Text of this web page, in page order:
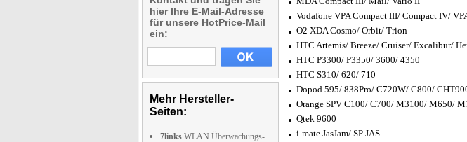
hier Ihre E-Mail-Adresse
für unsere HotPrice-Mail
ein:
Mehr Hersteller-
Seiten:
7links WLAN Überwachungs-
Vodafone VPA Compact III/ Compact IV/
O2 XDA Cosmo/ Orbit/ Trion
HTC Artemis/ Breeze/ Cruiser/ Excalibur/
HTC P3300/ P3350/ 3600/ 4350
HTC S310/ 620/ 710
Dopod 595/ 838Pro/ C720W/ C800/
Orange SPV C100/ C700/ M3100/ M650/
Qtek 9600
i-mate JasJam/ SP JAS